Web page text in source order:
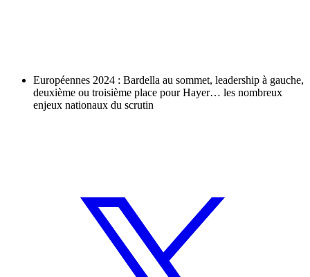
Européennes 2024 : Bardella au sommet, leadership à gauche,
deuxième ou troisième place pour Hayer… les nombreux
enjeux nationaux du scrutin